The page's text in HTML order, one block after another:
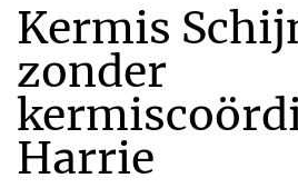
Kermis
zonder
Harrie